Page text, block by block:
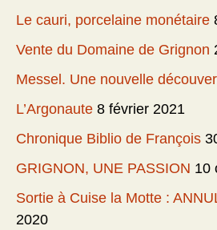
Le cauri, porcelaine monétaire
Vente du Domaine de Grignon
Messel. Une nouvelle
L’Argonaute 8 février 2021
Chronique Biblio de François
GRIGNON, UNE PASSION 10
Sortie à Cuise la Motte :
2020